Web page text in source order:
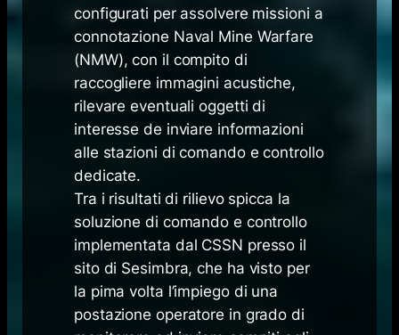
configurati per assolvere missioni a
connotazione Naval Mine Warfare
(NMW), con il compito di
raccogliere immagini acustiche,
rilevare eventuali oggetti di
interesse de inviare informazioni
alle stazioni di comando e controllo
dedicate.
Tra i risultati di rilievo spicca la
soluzione di comando e controllo
implementata dal CSSN presso il
sito di Sesimbra, che ha visto per
la pima volta l’impiego di una
postazione operatore in grado di